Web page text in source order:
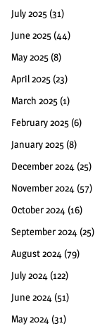
July 2025 (31)
June 2025 (44)
May 2025 (8)
April 2025 (23)
March 2025 (1)
February 2025 (6)
January 2025 (8)
December 2024 (25)
November 2024 (57)
October 2024 (16)
September 2024 (25)
August 2024 (79)
July 2024 (122)
June 2024 (51)
May 2024 (31)